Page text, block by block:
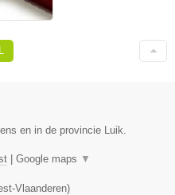
en in de provincie Luik.
Google maps ▼
Vlaanderen)